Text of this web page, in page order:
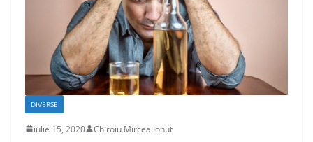
DIVERSE
iulie 15, 2020 Chiroiu Mircea Ionut